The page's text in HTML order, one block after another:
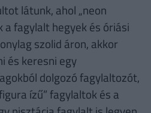
látunk, ahol „neon
a fagylalt hegyek és óriási
szolid áron, akkor
és keresni egy
dolgozó fagylaltozót,
ízű” fagylaltok és a